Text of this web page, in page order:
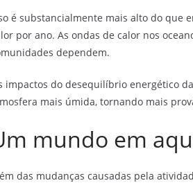
é substancialmente mais alto do que
por ano. As ondas de calor nos
dependem.
impactos do desequilíbrio energético
mais úmida, tornando mais
mundo em
das mudanças causadas pela